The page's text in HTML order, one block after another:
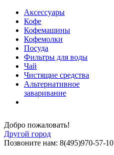
Аксессуары
Кофе
Кофемашины
Кофемолки
Посуда
Фильтры для воды
Чай
Чистящие средства
Альтернативное
заваривание
Добро пожаловать!
Другой город
Позвоните нам: 8(495)970-57-10